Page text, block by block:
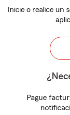
Inicie o realice un
Pague